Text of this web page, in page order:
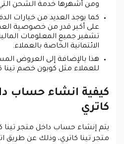
ومن أشهرها خدمة الشحن
كما يوجد العديد من خيارات
على أكبر قدر من خصوصية
تشفير جميع المعلومات
الائتمانية الخاصة بالعملاء.
هذا بالإضافة إلى العروض
للعملاء مثل كوبون خصم تينا
كيفية انشاء حساب
كاتري
يتم إنشاء حساب داخل متجر تينا
متجر تينا كاتري، وذلك عن طريق